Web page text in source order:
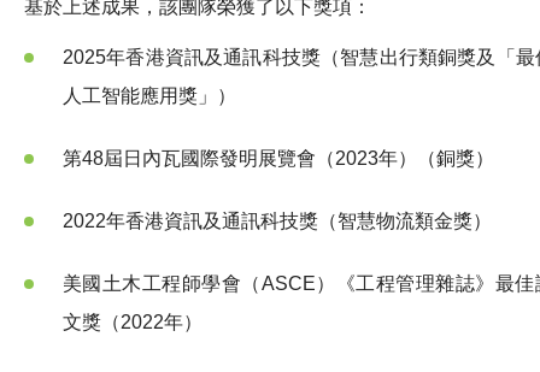
基於上述成果，該團隊榮獲了以下獎項：
2025年香港資訊及通訊科技獎（智慧出行類銅獎及「最
人工智能應用獎」）
第48屆日內瓦國際發明展覽會（2023年）（銅獎）
2022年香港資訊及通訊科技獎（智慧物流類金獎）
美國土木工程師學會（ASCE）《工程管理雜誌》最佳
文獎（2022年）